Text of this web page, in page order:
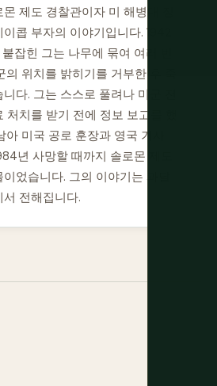
제도 경찰관이자 미 해병대 정
콥 부자의 이야기입니다. 1942
잡힌 그는 나무에 묶여 여러 번
위치를 밝히기를 거부한 후 죽
다. 그는 스스로 풀려나 미군 전
치를 받기 전에 정보 보고를 했
미국 공로 훈장과 영국 기사
년 사망할 때까지 솔로몬 제도
었습니다. 그의 이야기는 과달
전해집니다.